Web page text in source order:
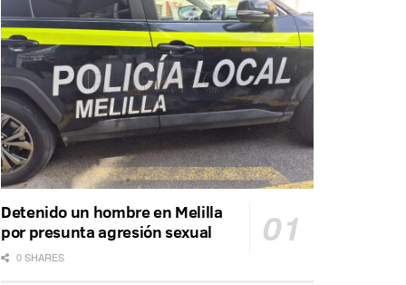
Detenido un hombre en Melilla
por presunta agresión sexual
0 SHARES